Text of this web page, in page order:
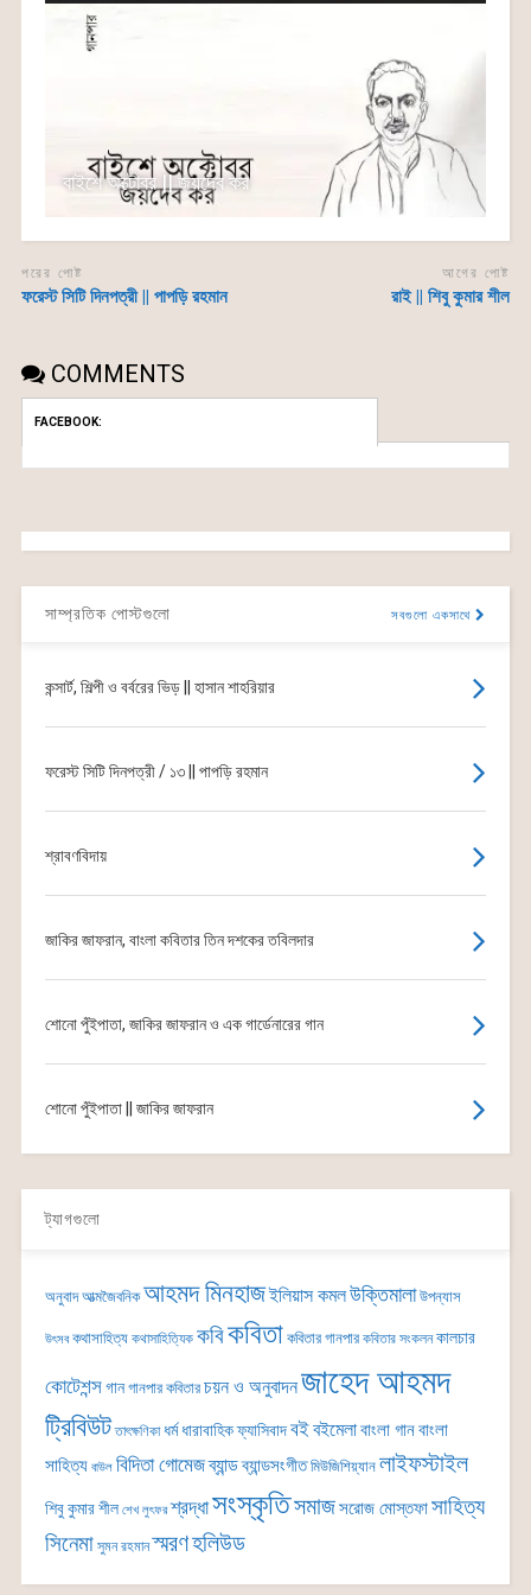
বাইশে অক্টোবর || জয়দেব কর
পরের পোষ্ট
ফরেস্ট সিটি দিনপত্রী || পাপড়ি রহমান
আগের পোষ্ট
রাই || শিবু কুমার শীল
COMMENTS
FACEBOOK:
সাম্প্রতিক পোস্টগুলো সবগুলো একসাথে
কন্সার্ট, শিল্পী ও বর্বরের ভিড় || হাসান শাহরিয়ার
ফরেস্ট সিটি দিনপত্রী / ১৩ || পাপড়ি রহমান
শ্রাবণবিদায়
জাকির জাফরান, বাংলা কবিতার তিন দশকের তবিলদার
শোনো পুঁইপাতা, জাকির জাফরান ও এক গার্ডেনারের গান
শোনো পুঁইপাতা || জাকির জাফরান
ট্যাগগুলো
অনুবাদ আত্মজৈবনিক আহমদ মিনহাজইলিয়াস কমলউক্তিমালা উপন্যাস
উৎসব কথাসাহিত্য কথাসাহিত্যিক কবিকবিতা কবিতার গানপার কবিতার সংকলন কালচার
কোটেশন্সগান গানপার কবিতার চয়ন ও অনুবাদনজাহেদ আহমদ
ট্রিবিউট তাৎক্ষণিকা ধর্ম ধারাবাহিকফ্যাসিবাদবইবইমেলাবাংলা গানবাংলা
সাহিত্য বাউল বিদিতা গোমেজব্যান্ডব্যান্ডসংগীত মিউজিশিয়্যান লাইফস্টাইল
শিবু কুমার শীল শেখ লুৎফর শ্রদ্ধাসংস্কৃতিসমাজসরোজ মোস্তফাসাহিত্য
সিনেমা সুমন রহমান স্মরণহলিউড